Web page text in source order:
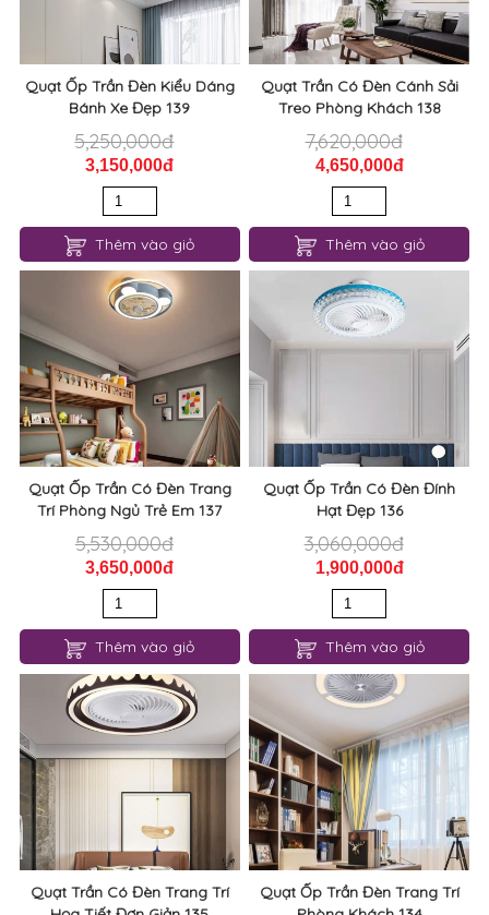
Quạt Ốp Trần Đèn Kiểu Dáng
Bánh Xe Đẹp 139
5,250,000đ
3,150,000đ
Thêm vào giỏ
Quạt Trần Có Đèn Cánh Sải
Treo Phòng Khách 138
7,620,000đ
4,650,000đ
Thêm vào giỏ
Quạt Ốp Trần Có Đèn Trang
Trí Phòng Ngủ Trẻ Em 137
5,530,000đ
3,650,000đ
Thêm vào giỏ
Quạt Ốp Trần Có Đèn Đính
Hạt Đẹp 136
3,060,000đ
1,900,000đ
Thêm vào giỏ
Quạt Trần Có Đèn Trang Trí
Quạt Ốp Trần Đèn Trang Trí